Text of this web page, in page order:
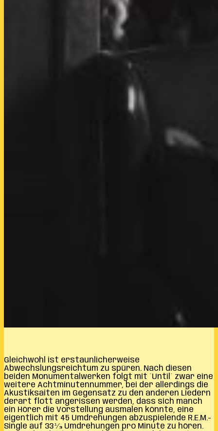
Gleichwohl ist erstaunlicherweise
Abwechslungsreichtum zu spüren. Nach diesen
beiden Monumentalwerken folgt mit ´Until´ zwar eine
weitere Achtminutennummer, bei der allerdings die
Akustiksaiten im Gegensatz zu den anderen Liedern
derart flott angerissen werden, dass sich manch
ein Hörer die Vorstellung ausmalen könnte, eine
eigentlich mit 45 Umdrehungen abzuspielende R.E.M.-
Single auf 33 1⁄3 Umdrehungen pro Minute zu hören.